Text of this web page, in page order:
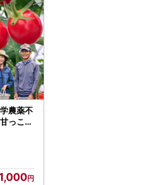
農薬不
っこ1.
野菜